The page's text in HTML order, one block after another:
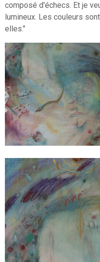
composé d'échecs. Et je
lumineux. Les couleurs
elles."